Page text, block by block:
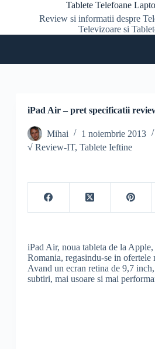
a
Tablete Telefoane
Review si informatii despre
Televizoare si
iPad Air – pret specificatii
Mihai
1 noiembrie 2013
√ Review-IT, Tablete Ieftine
iPad Air, noua tableta de la
Romania, regasindu-se in ofertele
Avand un ecran retina de 9,7
subtiri, mai usoare si mai